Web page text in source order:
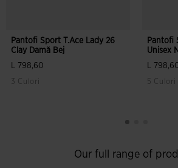
Pantofi Sport T.Ace Lady 26
Clay Damă Bej
L 798,60
3 Culori
Pantofi
Unisex
L
5 Culori
Our full range of